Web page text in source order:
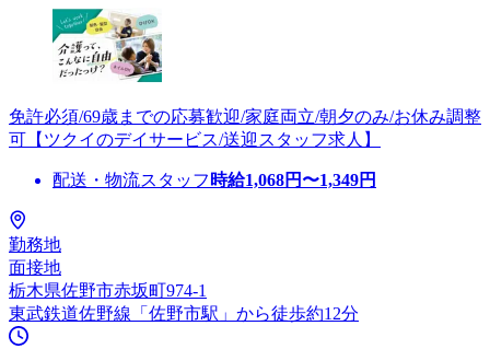
免許必須/69歳までの応募歓迎/家庭両立/朝夕のみ/お休み調整
可【ツクイのデイサービス/送迎スタッフ求人】
配送・物流スタッフ 時給1,068円〜1,349円
勤務地
面接地
栃木県佐野市赤坂町974-1
東武鉄道佐野線「佐野市駅」から徒歩約12分